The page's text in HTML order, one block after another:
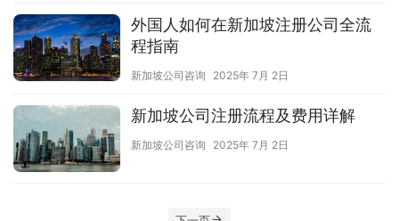
外国人如何在新加坡注册公司全流
程指南
新加坡公司咨询 2025年 7月 2日
新加坡公司注册流程及费用详解
新加坡公司咨询 2025年 7月 2日